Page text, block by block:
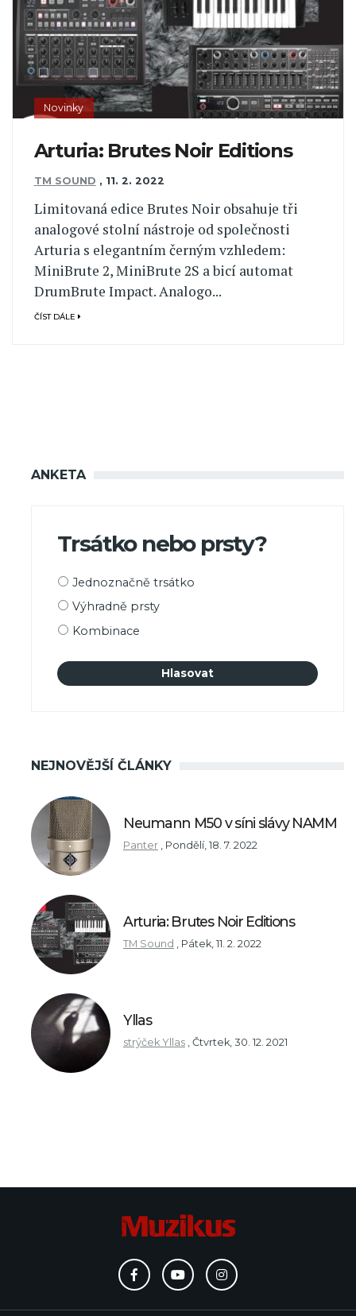
Novinky
Arturia: Brutes Noir Editions
TM SOUND , 11. 2. 2022
Limitovaná edice Brutes Noir obsahuje tři
analogové stolní nástroje od společnosti
Arturia s elegantním černým vzhledem:
MiniBrute 2, MiniBrute 2S a bicí automat
DrumBrute Impact. Analogo...
ČÍST DÁLE
ANKETA
Trsátko nebo prsty?
Možnosti
Jednoznačně trsátko
Výhradně prsty
Kombinace
NEJNOVĚJŠÍ ČLÁNKY
Neumann M50 v síni slávy NAMM
Panter Pondělí, 18. 7. 2022
Arturia: Brutes Noir Editions
TM Sound Pátek, 11. 2. 2022
Yllas
strýček Yllas Čtvrtek, 30. 12. 2021